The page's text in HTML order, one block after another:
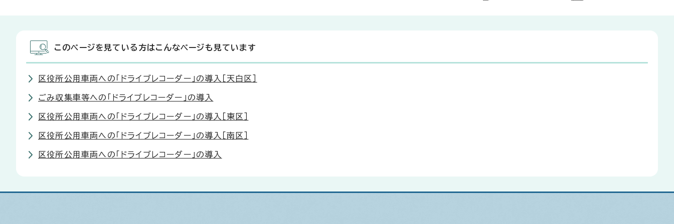
このページを見ている方はこんなページも見ています
区役所公用車両への「ドライブレコーダー」の導入［天白区］
ごみ収集車等への「ドライブレコーダー」の導入
区役所公用車両への「ドライブレコーダー」の導入［東区］
区役所公用車両への「ドライブレコーダー」の導入［南区］
区役所公用車両への「ドライブレコーダー」の導入